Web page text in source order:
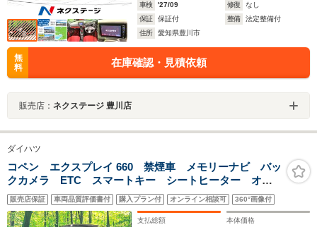
車検
'27/09 修復
なし
保証
保証付 整備
法定整備付
住所
愛知県豊川市
無
料
在庫確認・見積依頼
販売店： ネクステージ 豊川店
ダイハツ
コペン エクスプレイ 660 禁煙車 メモリーナビ バッ
クカメラ ETC スマートキー シートヒーター オー
トエアコン LEDヘッド フロントフォグ Bluetooth
フルセグTV ステアリングスイッチ アイドリングスト
ップ
販売店保証 車両品質評価書付 購入プラン付 オンライン相談可 360°画像付
支払総額 本体価格